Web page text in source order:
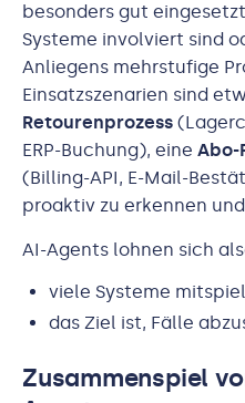
besonders gut
Systeme involviert sind
Anliegens mehrstufige
Einsatzszenarien sind
Retourenprozess
ERP-Buchung), eine Abo-
(Billing-API, E-Mail-
proaktiv zu erkennen
AI-Agents lohnen sich
viele Systeme
das Ziel ist, Fälle
Zusammenspiel